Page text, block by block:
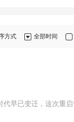
全部时间
方式
早已变迁，这次重启